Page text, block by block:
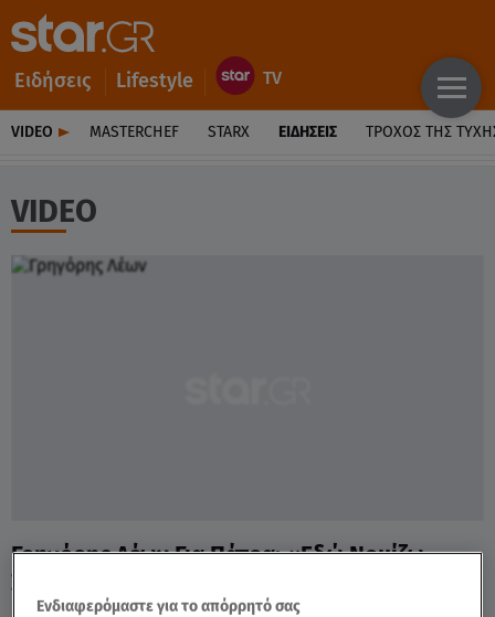
Ειδήσεις Lifestyle
VIDEO MASTERCHEF STARX ΕΙΔΉΣΕΙΣ ΤΡΟΧΌΣ ΤΗΣ
VIDEO
Γρηγόρης Λέων Για Πάτρα: «Εδώ Νομίζω
Ξέρουμε Όλοι» - Video
Ενδιαφερόμαστε για το απόρρητό σας